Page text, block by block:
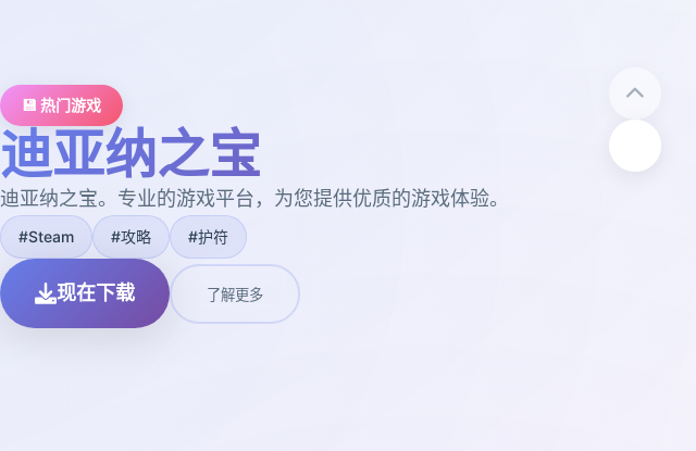
💾 热门游戏
迪亚纳之宝
迪亚纳之宝。专业的游戏平台，为您提供优质的游戏体验。
#Steam #攻略 #护符
现在下载 了解更多